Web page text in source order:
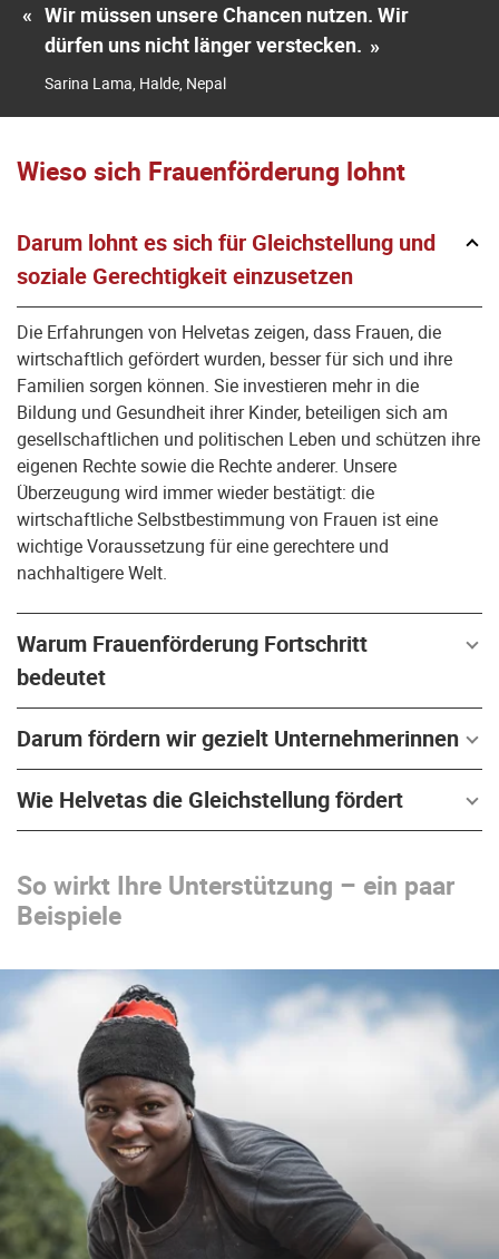
« Wir müssen unsere Chancen nutzen. Wir
dürfen uns nicht länger verstecken. »
Sarina Lama, Halde, Nepal
Wieso sich Frauenförderung lohnt
Darum lohnt es sich für Gleichstellung und
soziale Gerechtigkeit einzusetzen
Die Erfahrungen von Helvetas zeigen, dass Frauen, die
wirtschaftlich gefördert wurden, besser für sich und ihre
Familien sorgen können. Sie investieren mehr in die
Bildung und Gesundheit ihrer Kinder, beteiligen sich am
gesellschaftlichen und politischen Leben und schützen ihre
eigenen Rechte sowie die Rechte anderer. Unsere
Überzeugung wird immer wieder bestätigt: die
wirtschaftliche Selbstbestimmung von Frauen ist eine
wichtige Voraussetzung für eine gerechtere und
nachhaltigere Welt.
Warum Frauenförderung Fortschritt
bedeutet
Darum fördern wir gezielt Unternehmerinnen
Wie Helvetas die Gleichstellung fördert
So wirkt Ihre Unterstützung – ein paar
Beispiele